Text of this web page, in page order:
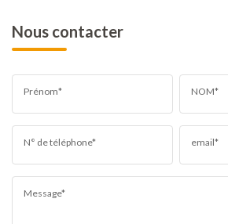
Nous contacter
Prénom* NOM*
N° de téléphone* email*
Message*